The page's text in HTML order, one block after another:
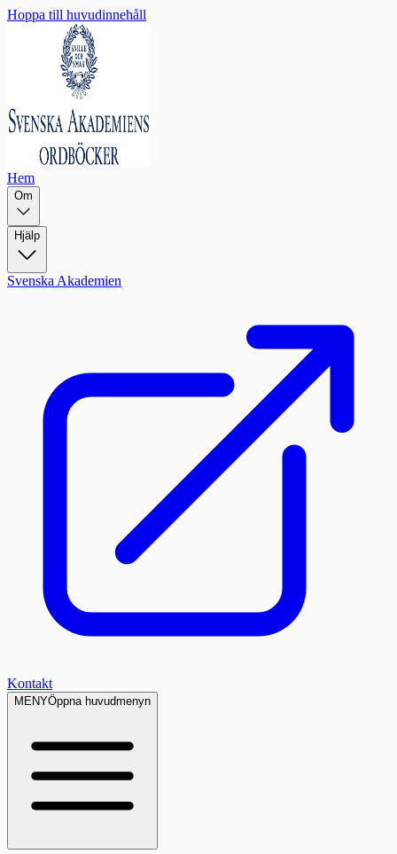
Hoppa till huvudinnehåll
Hem
Om
Hjälp
Svenska Akademien
Kontakt
MENYÖppna huvudmenyn